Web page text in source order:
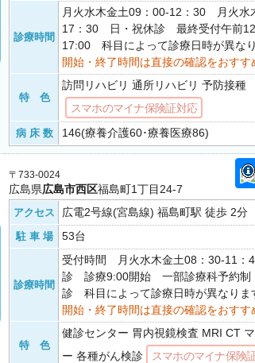
診療時間
月火水木金土09：00-12：30 月火水
17：30 日・祝休診 最終受付午前
17:00 科目によって診療日時が異な
開始・終了時間は直接の確認をおすす
特 色
訪問リハビリ 通所リハビリ 予防接種
スマホのマイナ保険証対応
病 床 数 146(療養介護60･療養医療86)
〒733-0024
広島県広島市西区福島町1丁目24-7
アクセス 広電2号線(宮島線) 福島町駅 徒歩 2分
駐 車 場 53台
診療時間
受付時間 月火水木金土08：30-11
診 診療9:00開始 一部診療科予約
診 科目によって診療日時が異なりま
開始・終了時間は直接の確認をおすす
特 色
健診センター 胃内視鏡検査 MRI CT
ー 各種がん検診
スマホのマイナ保険